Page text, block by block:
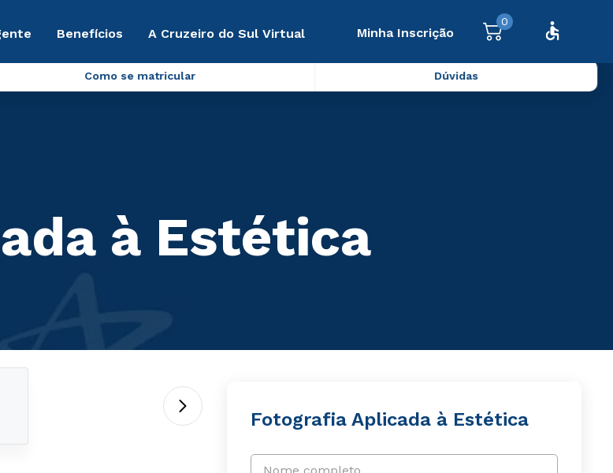
Benefícios A Cruzeiro do Sul Virtual Minha Inscrição
0
Como se matricular Dúvidas
à Estética
Fotografia Aplicada à Estética
Nome completo